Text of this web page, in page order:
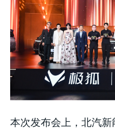
本次发布会上，北汽